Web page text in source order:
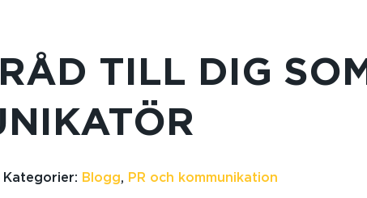
TILL DIG SOM
Kategorier: Blogg, PR och kommunikation